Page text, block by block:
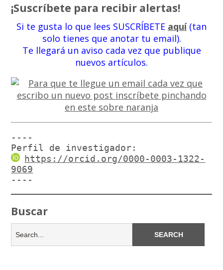
¡Suscríbete para recibir alertas!
Si te gusta lo que lees SUSCRÍBETE aquí(tan
solo tienes que anotar tu email).
Te llegará un aviso cada vez que publique
nuevos artículos.
----
Perfil de investigador:
https://orcid.org/0000-0003-1322-
9069
----
Buscar